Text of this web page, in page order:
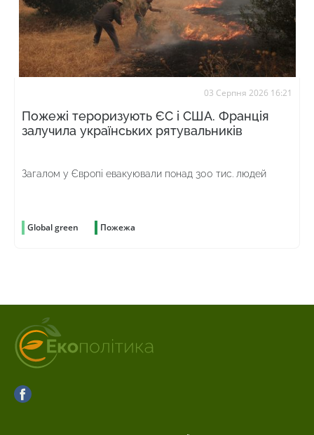
03 Серпня 2026 16:21
Пожежі тероризують ЄС і США. Франція
залучила українських рятувальників
Загалом у Європі евакуювали понад 300 тис. людей
Global green Пожежа